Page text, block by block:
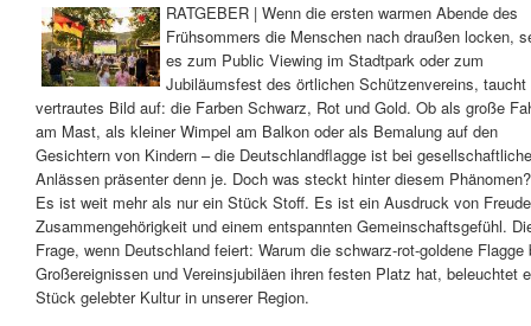
RATGEBER | Wenn die ersten warmen Abende des
Frühsommers die Menschen nach draußen locken,
es zum Public Viewing im Stadtpark oder zum
Jubiläumsfest des örtlichen Schützenvereins, taucht
vertrautes Bild auf: die Farben Schwarz, Rot und Gold. Ob als große
am Mast, als kleiner Wimpel am Balkon oder als Bemalung auf den
Gesichtern von Kindern – die Deutschlandflagge ist bei
Anlässen präsenter denn je. Doch was steckt hinter diesem Phänomen?
Es ist weit mehr als nur ein Stück Stoff. Es ist ein Ausdruck von
Zusammengehörigkeit und einem entspannten Gemeinschaftsgefühl.
Frage, wenn Deutschland feiert: Warum die schwarz-rot-goldene Flagge
Großereignissen und Vereinsjubiläen ihren festen Platz hat, beleuchtet
Stück gelebter Kultur in unserer Region.